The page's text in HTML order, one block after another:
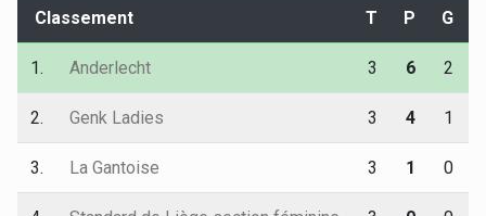
Classement T P G
1. Anderlecht 3 6 2
2. Genk Ladies 3 4 1
3. La Gantoise 3 1 0